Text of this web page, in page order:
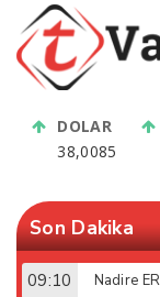
DOLAR
38,0085
Son Dakika
13:41